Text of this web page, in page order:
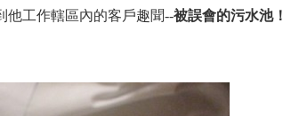
他工作轄區內的客戶趣聞--被誤會的污水池！